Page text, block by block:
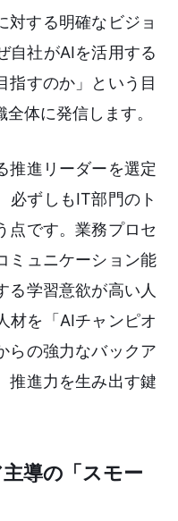
対する明確なビジョ
自社がAIを活用する
指すのか」という目
体に発信します。
推進リーダーを選定
必ずしもIT部門のト
点です。業務プロセ
ミュニケーション能
る学習意欲が高い人
材を「AIチャンピオ
らの強力なバックア
推進力を生み出す鍵
導の「スモー